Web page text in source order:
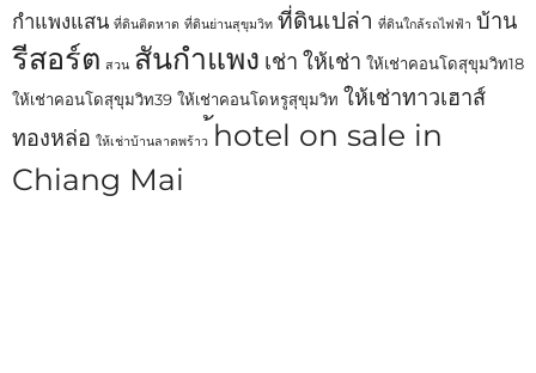
กำแพงแสน ที่ดินติดหาด ที่ดินย่านสุขุมวิท ที่ดินเปล่า ที่ดินใกล้รถไฟฟ้า บ้าน
รีสอร์ต สวน สันกำแพง เช่า ให้เช่า ให้เช่าคอนโดสุขุมวิท18
ให้เช่าคอนโดสุขุมวิท39 ให้เช่าคอนโดหรูสุขุมวิท ให้เช่าทาวเฮาส์
ทองหล่อ ให้เช่าบ้านลาดพร้าว ้hotel on sale in
Chiang Mai